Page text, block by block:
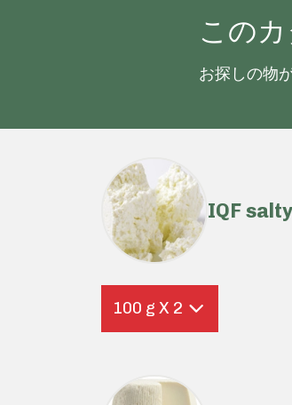
この
お探しの物
IQF
100 g X 2